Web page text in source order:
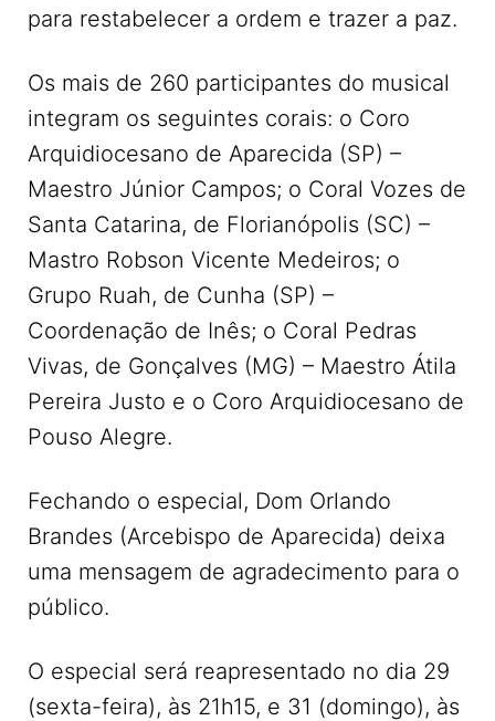
para restabelecer a ordem e trazer a paz.
Os mais de 260 participantes do musical
integram os seguintes corais: o Coro
Arquidiocesano de Aparecida (SP) –
Maestro Júnior Campos; o Coral Vozes de
Santa Catarina, de Florianópolis (SC) –
Mastro Robson Vicente Medeiros; o
Grupo Ruah, de Cunha (SP) –
Coordenação de Inês; o Coral Pedras
Vivas, de Gonçalves (MG) – Maestro Átila
Pereira Justo e o Coro Arquidiocesano de
Pouso Alegre.
Fechando o especial, Dom Orlando
Brandes (Arcebispo de Aparecida) deixa
uma mensagem de agradecimento para o
público.
O especial será reapresentado no dia 29
(sexta-feira), às 21h15, e 31 (domingo), às